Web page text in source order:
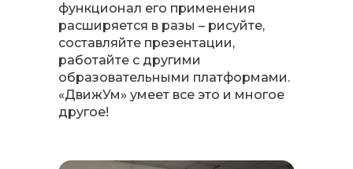
функционал его применения
расширяется в разы – рисуйте,
составляйте презентации,
работайте с другими
образовательными платформами.
«ДвижУм» умеет все это и многое
другое!